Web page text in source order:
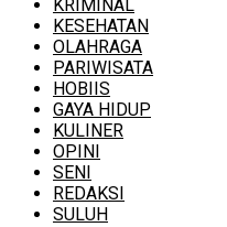
KRIMINAL
KESEHATAN
OLAHRAGA
PARIWISATA
HOBIIS
GAYA HIDUP
KULINER
OPINI
SENI
REDAKSI
SULUH